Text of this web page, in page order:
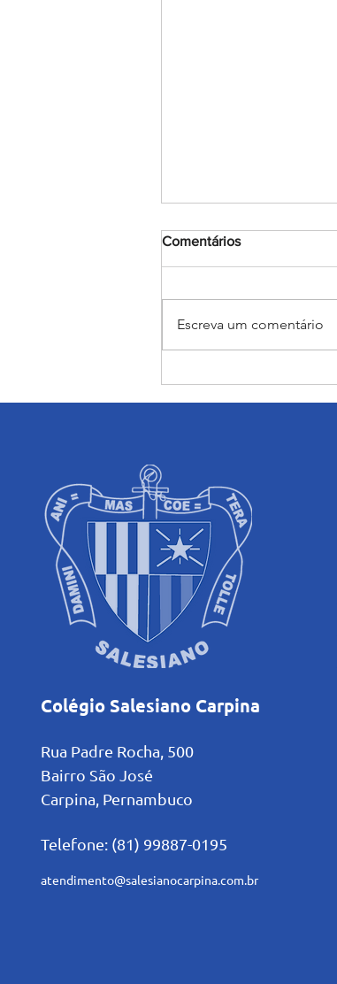
Comentários
Escreva um comentário
Colégio Salesiano Carpina
Rua Padre Rocha, 500
Bairro São José
Carpina, Pernambuco
Telefone: (81) 99887-0195
atendimento@salesianocarpina.com.br